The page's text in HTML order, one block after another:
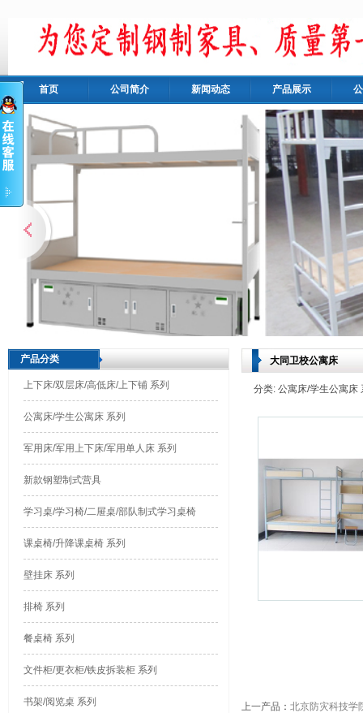
首页 公司简介 新闻动态 产品展示
产品分类
上下床/双层床/高低床/上下铺 系列
公寓床/学生公寓床 系列
军用床/军用上下床/军用单人床 系列
新款钢塑制式营具
学习桌/学习椅/二屉桌/部队制式学习桌椅
课桌椅/升降课桌椅 系列
壁挂床 系列
排椅 系列
餐桌椅 系列
文件柜/更衣柜/铁皮拆装柜 系列
书架/阅览桌 系列
大同卫校公寓床
分类: 公寓床/学生公寓
上一产品 ： 北京防灾科技学